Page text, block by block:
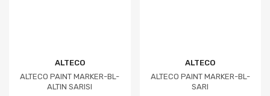
ALTECO
ALTECO PAINT MARKER-BL-
ALTIN SARISI
ALTECO
ALTECO PAINT MARKER-BL-
SARI